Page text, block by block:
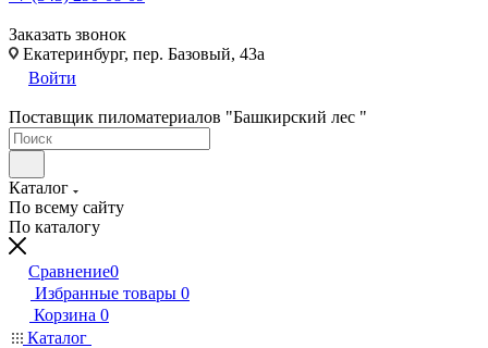
Заказать звонок
Екатеринбург, пер. Базовый, 43а
Войти
Поставщик пиломатериалов "Башкирский лес "
Каталог
По всему сайту
По каталогу
Сравнение0
Избранные товары 0
Корзина 0
Каталог